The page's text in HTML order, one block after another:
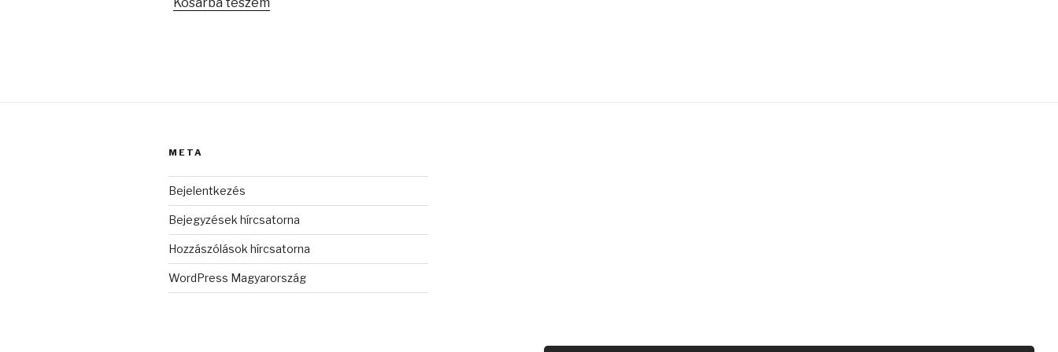
META
Bejelentkezés
Bejegyzések hírcsatorna
Hozzászólások hírcsatorna
WordPress Magyarország